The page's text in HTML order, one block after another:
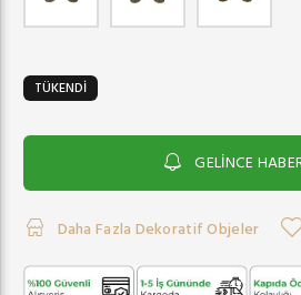
TÜKENDİ
GELİNCE
Daha Fazla Dekoratif Objeler